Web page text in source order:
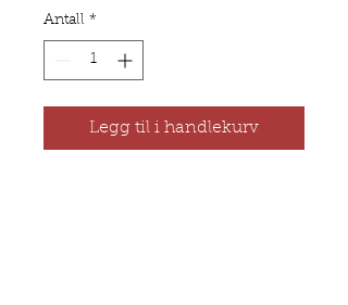
Antall *
Legg til i handlekurv